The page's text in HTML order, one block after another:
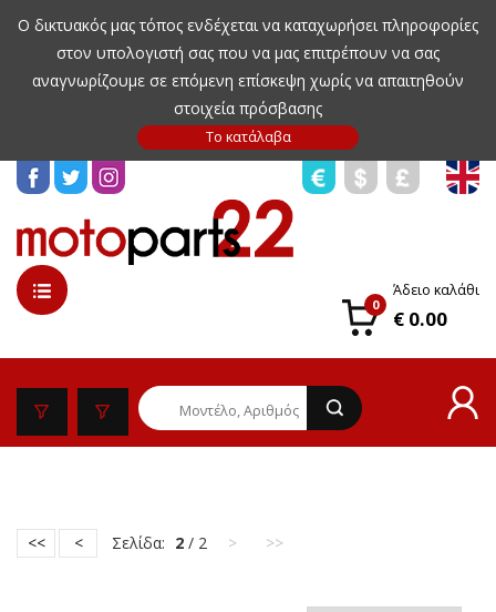
Ο δικτυακός μας τόπος ενδέχεται να καταχωρήσει πληροφορίες
στον υπολογιστή σας που να μας επιτρέπουν να σας
αναγνωρίζουμε σε επόμενη επίσκεψη χωρίς να απαιτηθούν
στοιχεία πρόσβασης
0
Άδειο καλάθι
€ 0.00
<< < Σελίδα: 2 / 2 > >>